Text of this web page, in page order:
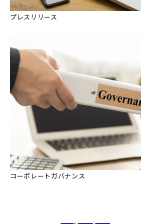
プレスリリース
コーポレートガバナンス